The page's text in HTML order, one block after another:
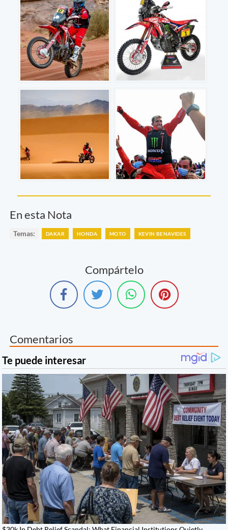
En esta Nota
Temas: DAKAR HONDA MOTO KEVIN BENAVIDES
Compártelo
Comentarios